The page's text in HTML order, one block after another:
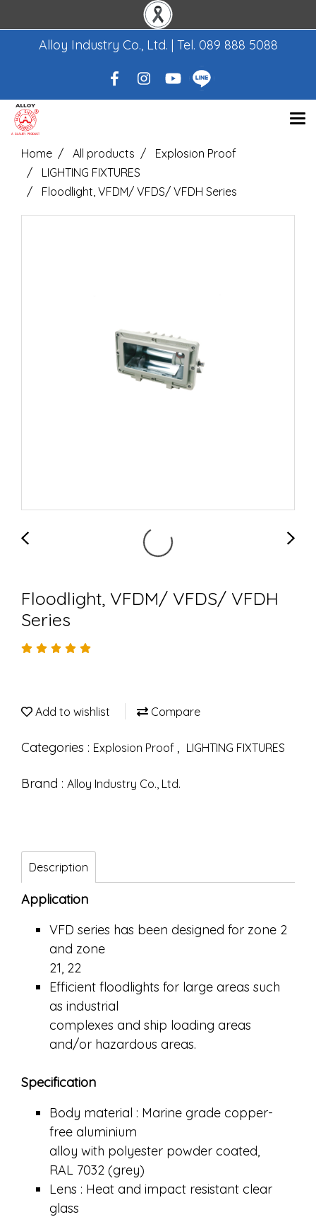
Alloy Industry Co., Ltd. | Tel. 089 888 5088
Home All products
Explosion Proof
LIGHTING FIXTURES
Floodlight, VFDM/ VFDS/ VFDH Series
Floodlight, VFDM/ VFDS/ VFDH
Series
Add to wishlist Compare
Categories : Explosion Proof , LIGHTING FIXTURES
Brand : Alloy Industry Co., Ltd.
Description
Application
VFD series has been designed for zone 2
and zone
21, 22
Efficient floodlights for large areas such
as industrial
complexes and ship loading areas
and/or hazardous areas.
Specification
Body material : Marine grade copper-
free aluminium
alloy with polyester powder coated,
RAL 7032 (grey)
Lens : Heat and impact resistant clear
glass